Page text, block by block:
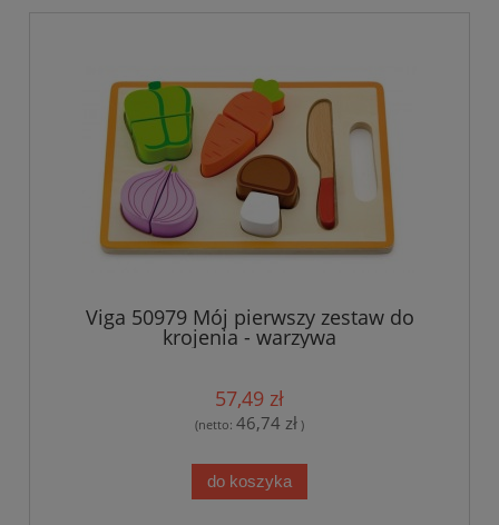
Viga 50979 Mój pierwszy zestaw do
krojenia - warzywa
57,49 zł
(netto: 46,74 zł )
do koszyka